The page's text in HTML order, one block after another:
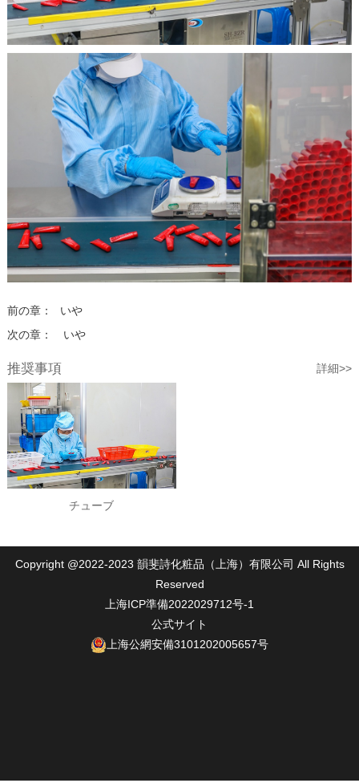
前の章：
いや
次の章：
いや
推奨事項 詳細>>
チューブ
Copyright @2022-2023 韻斐詩化粧品（上海）有限公司 All Rights
Reserved
上海ICP準備2022029712号-1
公式サイト
上海公網安備3101202005657号